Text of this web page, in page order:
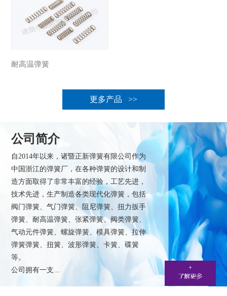
耐高温弹簧
更多产品 >>
公司简介
自2014年以来，诸暨正新弹簧有限公司作为
中国浙江的弹簧厂，在各种弹簧的设计和制
造方面取得了非常丰富的经验，工艺先进，
技术先进，生产制造各类现代化弹簧，包括
阀门弹簧、气门弹簧、阻尼弹簧、扭力扳手
弹簧、耐高温弹簧、张紧弹簧、阀类弹簧、
气动元件弹簧、螺旋弹簧、模具弹簧、拉伸
弹簧弹簧、扭簧、波形弹簧、卡簧、碟簧
等。
公司拥有一支...